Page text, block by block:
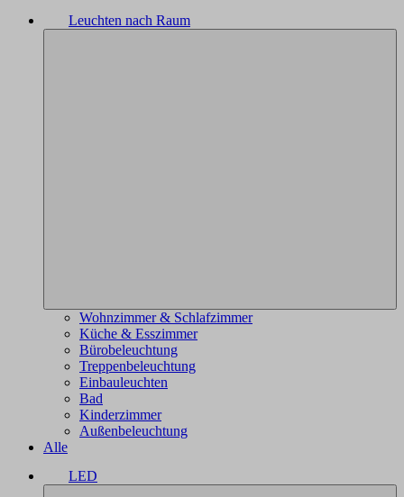
Leuchten nach Raum
Wohnzimmer & Schlafzimmer
Küche & Esszimmer
Bürobeleuchtung
Treppenbeleuchtung
Einbauleuchten
Bad
Kinderzimmer
Außenbeleuchtung
Alle
LED